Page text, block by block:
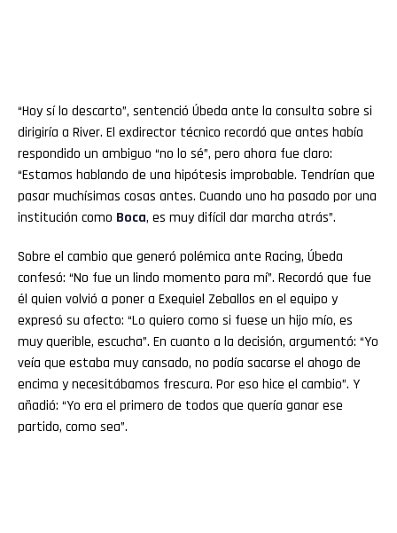
“Hoy sí lo descarto”, sentenció Úbeda ante la consulta sobre si
dirigiría a River. El exdirector técnico recordó que antes había
respondido un ambiguo “no lo sé”, pero ahora fue claro:
“Estamos hablando de una hipótesis improbable. Tendrían que
pasar muchísimas cosas antes. Cuando uno ha pasado por una
institución como Boca, es muy difícil dar marcha atrás”.
Sobre el cambio que generó polémica ante Racing, Úbeda
confesó: “No fue un lindo momento para mí”. Recordó que fue
él quien volvió a poner a Exequiel Zeballos en el equipo y
expresó su afecto: “Lo quiero como si fuese un hijo mío, es
muy querible, escucha”. En cuanto a la decisión, argumentó: “Yo
veía que estaba muy cansado, no podía sacarse el ahogo de
encima y necesitábamos frescura. Por eso hice el cambio”. Y
añadió: “Yo era el primero de todos que quería ganar ese
partido, como sea”.